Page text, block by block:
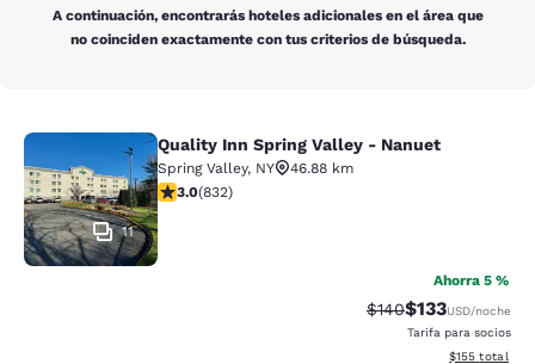
A continuación, encontrarás hoteles adicionales en el área que
no coinciden exactamente con tus criterios de búsqueda.
Quality Inn Spring Valley - Nanuet
11
Quality Inn Spring Valley - Nanuet
Spring Valley, NY
46.88 km
calificación de 3 estrellas. Feria. 832 reseñas
3.0(832)
Ahorra 5 %
Precio tachado:
$140Precio con
$133USD/noche
Tarifa para socios
Ver detalles
$155 total